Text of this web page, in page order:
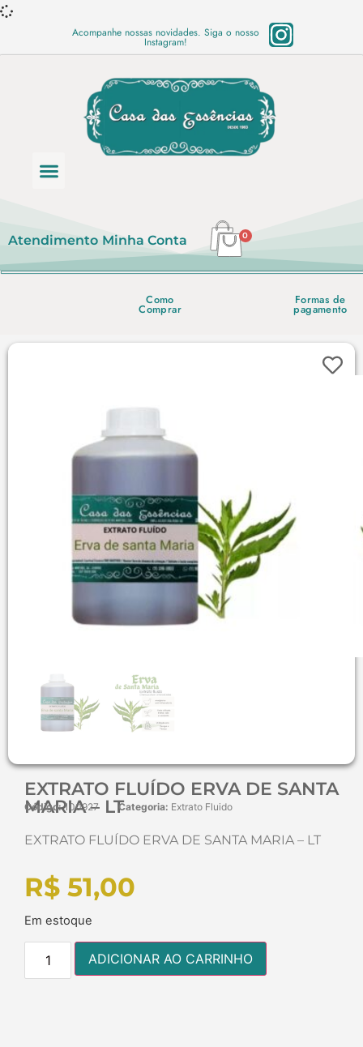
Acompanhe nossas novidades. Siga o nosso
Instagram!
Atendimento Minha Conta 0
Como
Comprar
Formas de
pagamento
EXTRATO FLUÍDO ERVA DE SANTA
MARIA – LT
Código:100927 Categoria: Extrato Fluido
EXTRATO FLUÍDO ERVA DE SANTA MARIA – LT
R$ 51,00
Em estoque
ADICIONAR AO CARRINHO